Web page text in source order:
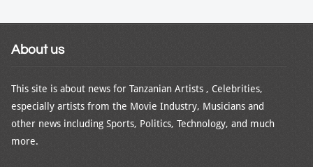
About us
This site is about news for Tanzanian Artists , Celebrities,
especially artists from the Movie Industry, Musicians and
other news including Sports, Politics, Technology, and much
more.